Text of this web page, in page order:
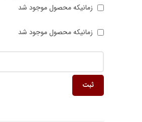
زمانیکه محصول موجود شد
زمانیکه محصول موجود شد
ثبت